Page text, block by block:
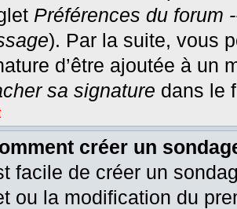
Préférences du forum
). Par la suite, vous
d’être ajoutée à un
sa signature dans le
créer un
facile de créer un
ou la modification du